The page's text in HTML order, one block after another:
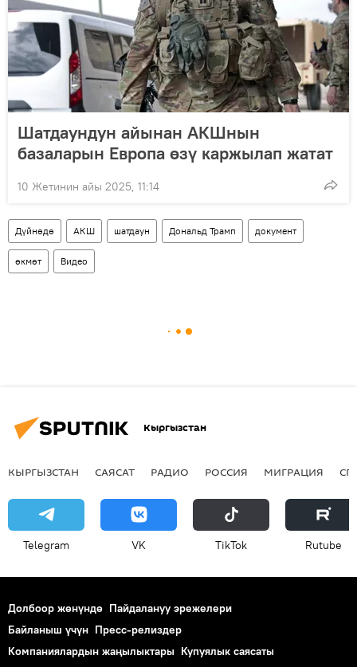
Шатдаундун айынан АКШнын
базаларын Европа өзү каржылап жатат
10 Жетинин айы 2025, 11:14
Дүйнөдө АКШ шатдаун Дональд Трамп документ
өкмөт Видео
Кыргызстан
КЫРГЫЗСТАН САЯСАТ РАДИО РОССИЯ МИГРАЦИЯ
Telegram VK ТikТоk Rutube
Долбоор жөнүндө Пайдалануу эрежелери
Байланыш үчүн Пресс-релиздер
Компаниялардын жаңылыктары Купуялык саясаты